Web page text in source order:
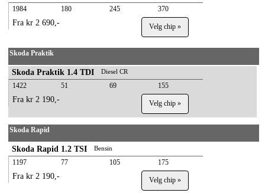
1984 180 245 370
Fra kr 2 690,- Velg chip »
Skoda Praktik
Skoda Praktik 1.4 TDI Diesel CR
1422 51 69 155
Fra kr 2 190,- Velg chip »
Skoda Rapid
Skoda Rapid 1.2 TSI Bensin
1197 77 105 175
Fra kr 2 190,- Velg chip »